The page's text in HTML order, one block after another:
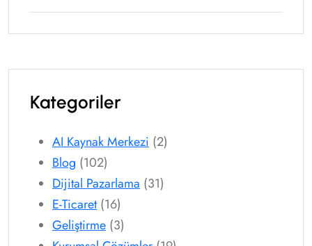
Kategoriler
AI Kaynak Merkezi (2)
Blog (102)
Dijital Pazarlama (31)
E-Ticaret(16)
Geliştirme (3)